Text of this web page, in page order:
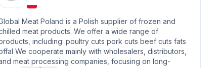
Meat Poland is a Polish supplier of frozen and
meat products. We offer a wide range of
including: poultry cuts pork cuts beef cuts fats
We cooperate mainly with wholesalers, distributors,
meat processing companies, focusing on long-